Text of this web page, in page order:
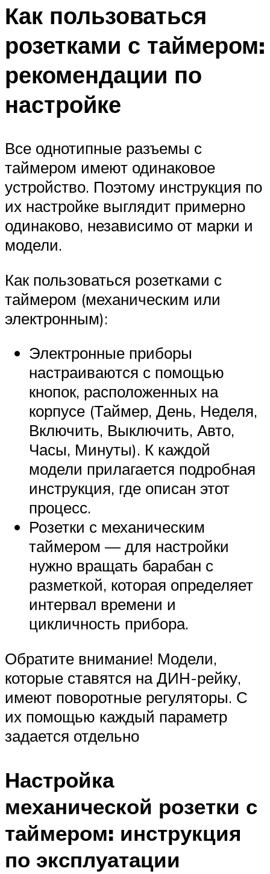
Как пользоваться
розетками с таймером:
рекомендации по
настройке
Все однотипные разъемы с
таймером имеют одинаковое
устройство. Поэтому инструкция по
их настройке выглядит примерно
одинаково, независимо от марки и
модели.
Как пользоваться розетками с
таймером (механическим или
электронным):
Электронные приборы
настраиваются с помощью
кнопок, расположенных на
корпусе (Таймер, День, Неделя,
Включить, Выключить, Авто,
Часы, Минуты). К каждой
модели прилагается подробная
инструкция, где описан этот
процесс.
Розетки с механическим
таймером — для настройки
нужно вращать барабан с
разметкой, которая определяет
интервал времени и
цикличность прибора.
Обратите внимание! Модели,
которые ставятся на ДИН-рейку,
имеют поворотные регуляторы. С
их помощью каждый параметр
задается отдельно
Настройка
механической розетки с
таймером: инструкция
по эксплуатации